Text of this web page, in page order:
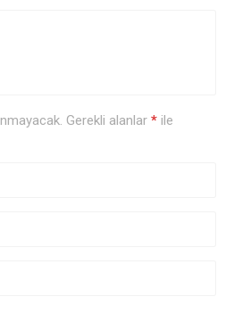
Gerekli alanlar * ile